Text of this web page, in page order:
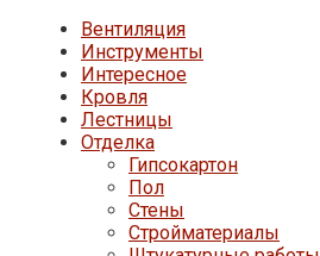
Вентиляция
Инструменты
Интересное
Кровля
Лестницы
Отделка
Гипсокартон
Пол
Стены
Стройматериалы